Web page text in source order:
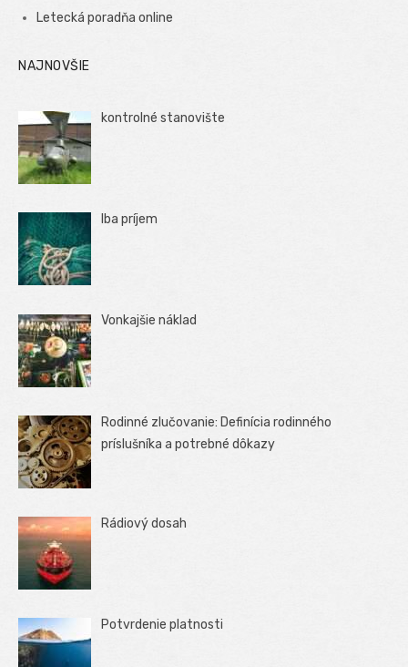
Letecká poradňa online
NAJNOVŠIE
kontrolné stanovište
Iba príjem
Vonkajšie náklad
Rodinné zlučovanie: Definícia rodinného
príslušníka a potrebné dôkazy
Rádiový dosah
Potvrdenie platnosti